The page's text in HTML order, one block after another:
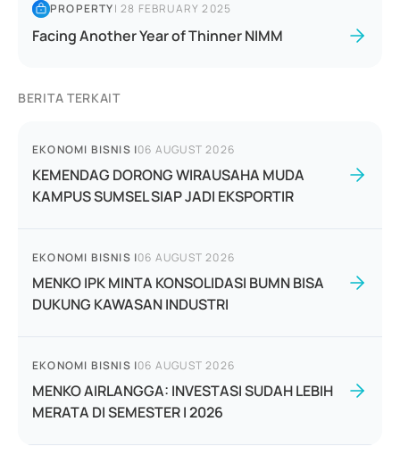
PROPERTY|28 FEBRUARY 2025
Facing Another Year of Thinner NIMM
BERITA TERKAIT
EKONOMI BISNIS |06 AUGUST 2026
KEMENDAG DORONG WIRAUSAHA MUDA
KAMPUS SUMSEL SIAP JADI EKSPORTIR
EKONOMI BISNIS |06 AUGUST 2026
MENKO IPK MINTA KONSOLIDASI BUMN BISA
DUKUNG KAWASAN INDUSTRI
EKONOMI BISNIS |06 AUGUST 2026
MENKO AIRLANGGA: INVESTASI SUDAH LEBIH
MERATA DI SEMESTER I 2026